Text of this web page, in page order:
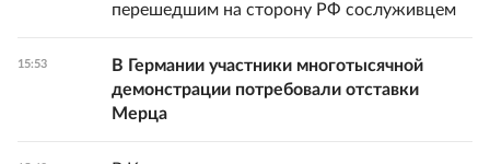
перешедшим на сторону РФ сослуживцем
15:53
В Германии участники многотысячной
демонстрации потребовали отставки
Мерца